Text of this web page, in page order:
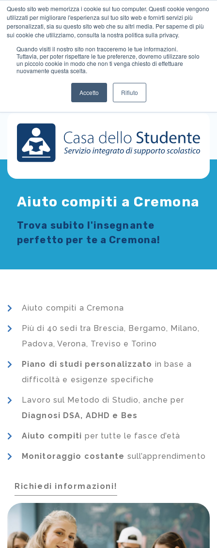
Questo sito web memorizza i cookie sul tuo computer. Questi cookie vengono
utilizzati per migliorare l'esperienza sul tuo sito web e fornirti servizi più
personalizzati, sia su questo sito web che su altri media. Per saperne di più
sui cookie che utilizziamo, consulta la nostra politica sulla privacy.
Quando visiti il ​​nostro sito non tracceremo le tue informazioni.
Tuttavia, per poter rispettare le tue preferenze, dovremo utilizzare solo
un piccolo cookie in modo che non ti venga chiesto di effettuare
nuovamente questa scelta.
Accetto Rifiuto
Aiuto compiti a Cremona
Trova subito l'insegnante
perfetto per te a Cremona!
Aiuto compiti a Cremona
Più di 40 sedi tra Brescia, Bergamo, Milano,
Padova, Verona, Treviso e Torino
Piano di studi personalizzato in base a
difficoltà e esigenze specifiche
Lavoro sul Metodo di Studio, anche per
Diagnosi DSA, ADHD e Bes
Aiuto compiti per tutte le fasce d’età
Monitoraggio costante sull’apprendimento
Richiedi informazioni!